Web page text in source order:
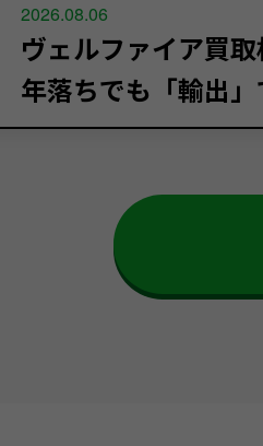
2026.08.06
ヴェルファイア買
年落ちでも「輸出